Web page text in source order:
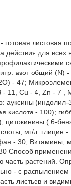
готовая листовая
действия для всех
азот общий (N)
- 47;
- 11, Cu - 4, Zn - 7 ,
ауксины (индолил-
кислота - 100);
цитокинины ( 6-
мг/л: глицин -
- 30; Витамины,
Способ
часть растений.
- с распылением
листьев и